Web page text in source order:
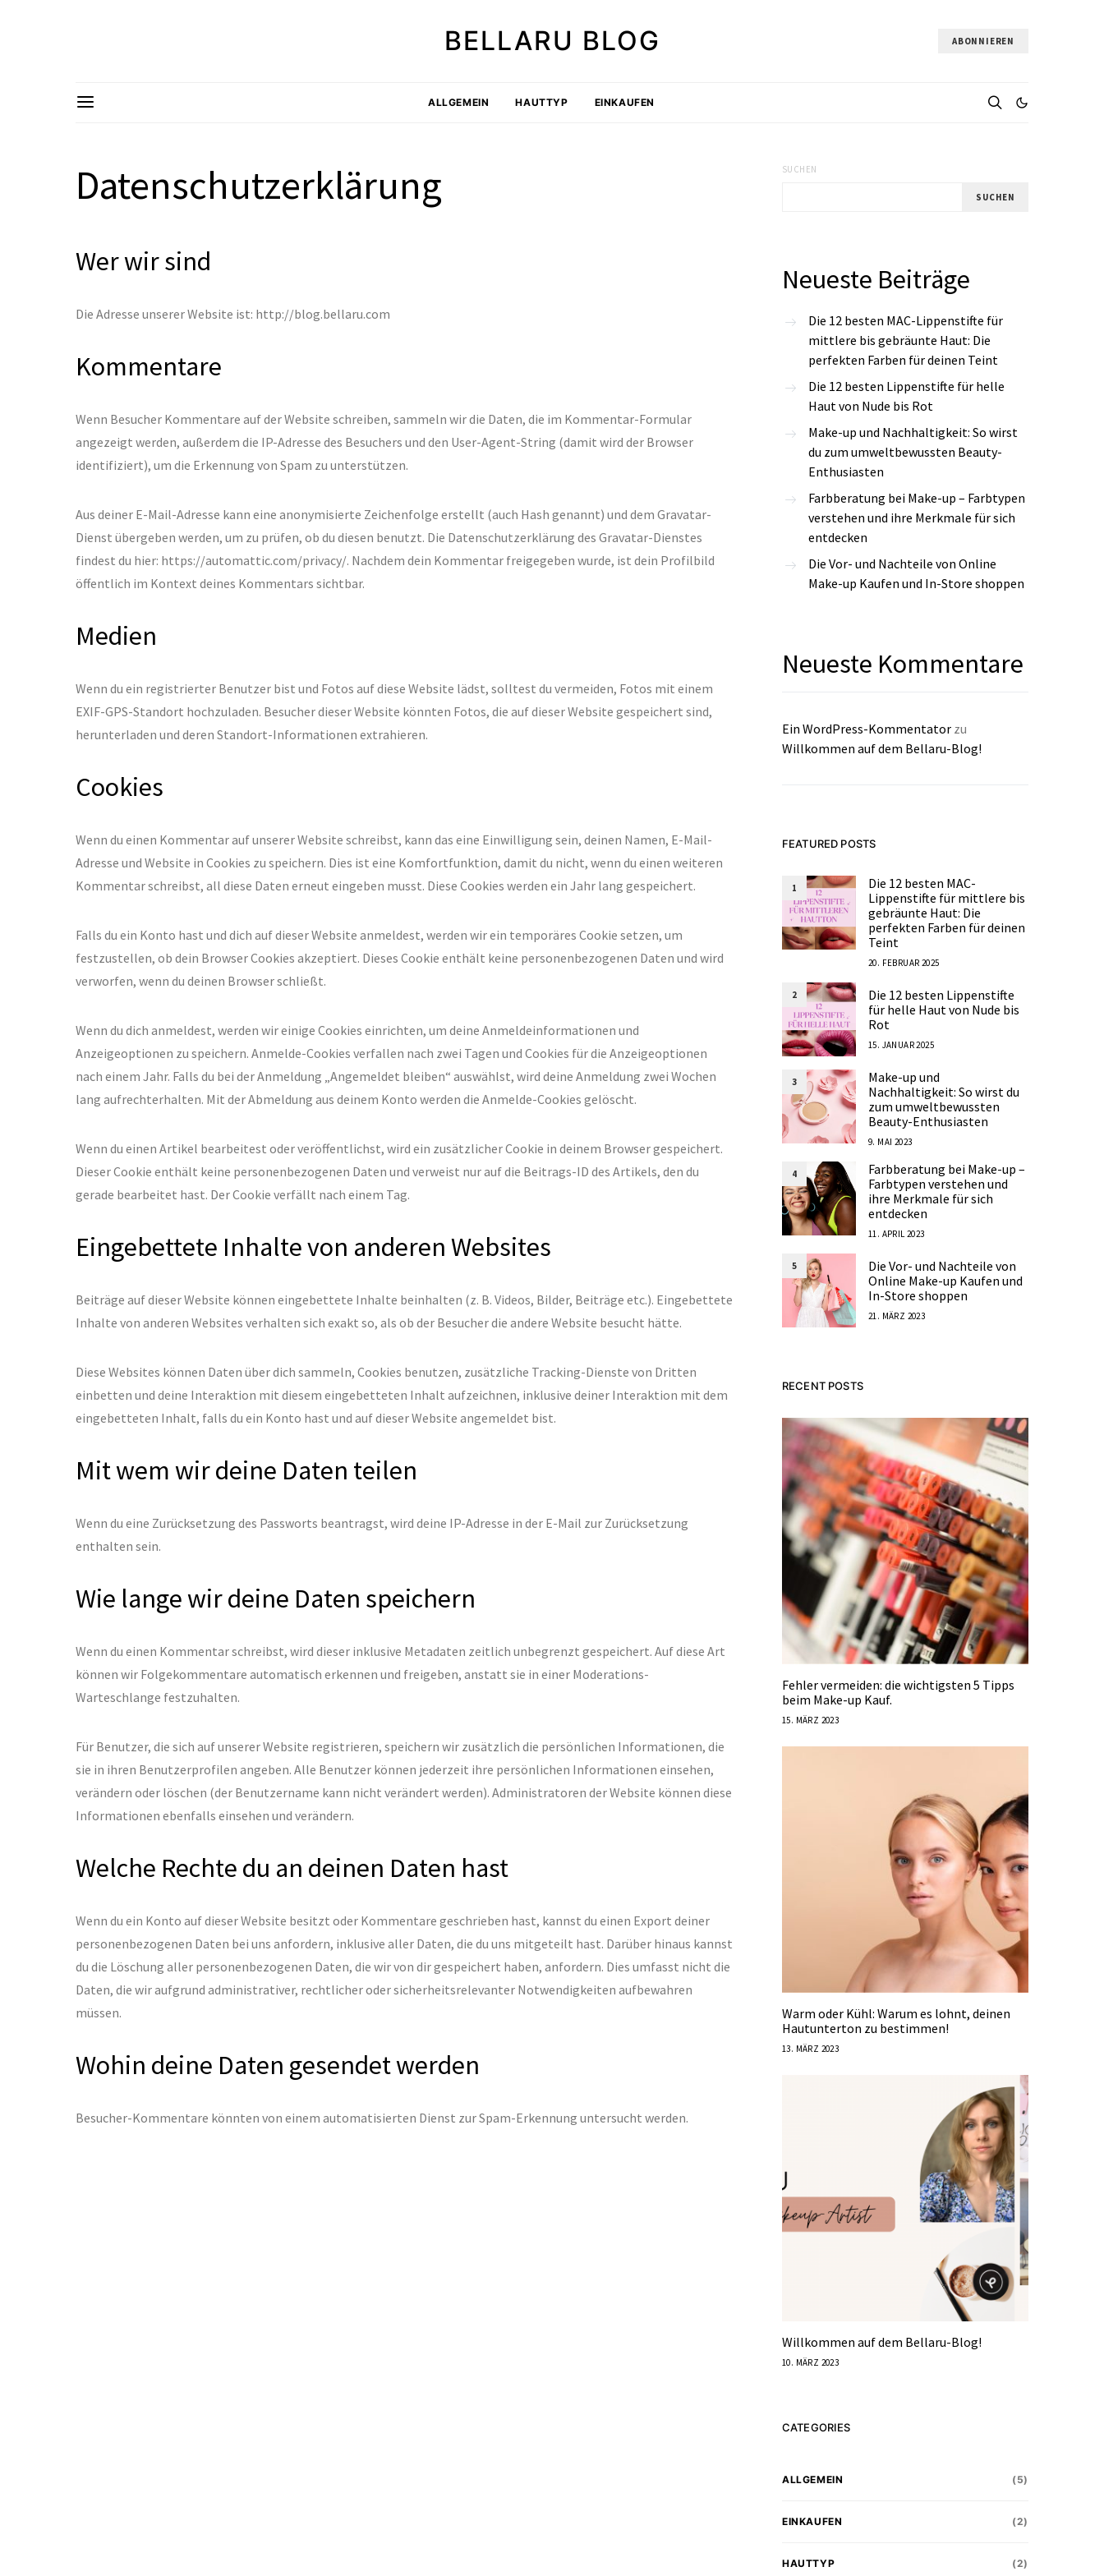
BELLARU BLOG ABONNIEREN
ALLGEMEIN HAUTTYP EINKAUFEN
Datenschutzerklärung
Wer wir sind
Die Adresse unserer Website ist: http://blog.bellaru.com
Kommentare
Wenn Besucher Kommentare auf der Website schreiben, sammeln wir die Daten, die im Kommentar-Formular
angezeigt werden, außerdem die IP-Adresse des Besuchers und den User-Agent-String (damit wird der Browser
identifiziert), um die Erkennung von Spam zu unterstützen.
Aus deiner E-Mail-Adresse kann eine anonymisierte Zeichenfolge erstellt (auch Hash genannt) und dem Gravatar-
Dienst übergeben werden, um zu prüfen, ob du diesen benutzt. Die Datenschutzerklärung des Gravatar-Dienstes
findest du hier: https://automattic.com/privacy/. Nachdem dein Kommentar freigegeben wurde, ist dein Profilbild
öffentlich im Kontext deines Kommentars sichtbar.
Medien
Wenn du ein registrierter Benutzer bist und Fotos auf diese Website lädst, solltest du vermeiden, Fotos mit einem
EXIF-GPS-Standort hochzuladen. Besucher dieser Website könnten Fotos, die auf dieser Website gespeichert sind,
herunterladen und deren Standort-Informationen extrahieren.
Cookies
Wenn du einen Kommentar auf unserer Website schreibst, kann das eine Einwilligung sein, deinen Namen, E-Mail-
Adresse und Website in Cookies zu speichern. Dies ist eine Komfortfunktion, damit du nicht, wenn du einen weiteren
Kommentar schreibst, all diese Daten erneut eingeben musst. Diese Cookies werden ein Jahr lang gespeichert.
Falls du ein Konto hast und dich auf dieser Website anmeldest, werden wir ein temporäres Cookie setzen, um
festzustellen, ob dein Browser Cookies akzeptiert. Dieses Cookie enthält keine personenbezogenen Daten und wird
verworfen, wenn du deinen Browser schließt.
Wenn du dich anmeldest, werden wir einige Cookies einrichten, um deine Anmeldeinformationen und
Anzeigeoptionen zu speichern. Anmelde-Cookies verfallen nach zwei Tagen und Cookies für die Anzeigeoptionen
nach einem Jahr. Falls du bei der Anmeldung „Angemeldet bleiben“ auswählst, wird deine Anmeldung zwei Wochen
lang aufrechterhalten. Mit der Abmeldung aus deinem Konto werden die Anmelde-Cookies gelöscht.
Wenn du einen Artikel bearbeitest oder veröffentlichst, wird ein zusätzlicher Cookie in deinem Browser gespeichert.
Dieser Cookie enthält keine personenbezogenen Daten und verweist nur auf die Beitrags-ID des Artikels, den du
gerade bearbeitet hast. Der Cookie verfällt nach einem Tag.
Eingebettete Inhalte von anderen Websites
Beiträge auf dieser Website können eingebettete Inhalte beinhalten (z. B. Videos, Bilder, Beiträge etc.). Eingebettete
Inhalte von anderen Websites verhalten sich exakt so, als ob der Besucher die andere Website besucht hätte.
Diese Websites können Daten über dich sammeln, Cookies benutzen, zusätzliche Tracking-Dienste von Dritten
einbetten und deine Interaktion mit diesem eingebetteten Inhalt aufzeichnen, inklusive deiner Interaktion mit dem
eingebetteten Inhalt, falls du ein Konto hast und auf dieser Website angemeldet bist.
Mit wem wir deine Daten teilen
Wenn du eine Zurücksetzung des Passworts beantragst, wird deine IP-Adresse in der E-Mail zur Zurücksetzung
enthalten sein.
Wie lange wir deine Daten speichern
Wenn du einen Kommentar schreibst, wird dieser inklusive Metadaten zeitlich unbegrenzt gespeichert. Auf diese Art
können wir Folgekommentare automatisch erkennen und freigeben, anstatt sie in einer Moderations-
Warteschlange festzuhalten.
Für Benutzer, die sich auf unserer Website registrieren, speichern wir zusätzlich die persönlichen Informationen, die
sie in ihren Benutzerprofilen angeben. Alle Benutzer können jederzeit ihre persönlichen Informationen einsehen,
verändern oder löschen (der Benutzername kann nicht verändert werden). Administratoren der Website können diese
Informationen ebenfalls einsehen und verändern.
Welche Rechte du an deinen Daten hast
Wenn du ein Konto auf dieser Website besitzt oder Kommentare geschrieben hast, kannst du einen Export deiner
personenbezogenen Daten bei uns anfordern, inklusive aller Daten, die du uns mitgeteilt hast. Darüber hinaus kannst
du die Löschung aller personenbezogenen Daten, die wir von dir gespeichert haben, anfordern. Dies umfasst nicht die
Daten, die wir aufgrund administrativer, rechtlicher oder sicherheitsrelevanter Notwendigkeiten aufbewahren
müssen.
Wohin deine Daten gesendet werden
Besucher-Kommentare könnten von einem automatisierten Dienst zur Spam-Erkennung untersucht werden.
SUCHEN
SUCHEN
Neueste Beiträge
Die 12 besten MAC-Lippenstifte für
mittlere bis gebräunte Haut: Die
perfekten Farben für deinen Teint
Die 12 besten Lippenstifte für helle
Haut von Nude bis Rot
Make-up und Nachhaltigkeit: So wirst
du zum umweltbewussten Beauty-
Enthusiasten
Farbberatung bei Make-up – Farbtypen
verstehen und ihre Merkmale für sich
entdecken
Die Vor- und Nachteile von Online
Make-up Kaufen und In-Store shoppen
Neueste Kommentare
Ein WordPress-Kommentator zu
Willkommen auf dem Bellaru-Blog!
FEATURED POSTS
1
Die 12 besten MAC-
Lippenstifte für mittlere bis
gebräunte Haut: Die
perfekten Farben für deinen
Teint
20. FEBRUAR 2025
2
Die 12 besten Lippenstifte
für helle Haut von Nude bis
Rot
15. JANUAR 2025
3
Make-up und
Nachhaltigkeit: So wirst du
zum umweltbewussten
Beauty-Enthusiasten
9. MAI 2023
4
Farbberatung bei Make-up –
Farbtypen verstehen und
ihre Merkmale für sich
entdecken
11. APRIL 2023
5
Die Vor- und Nachteile von
Online Make-up Kaufen und
In-Store shoppen
21. MÄRZ 2023
RECENT POSTS
Fehler vermeiden: die wichtigsten 5 Tipps
beim Make-up Kauf.
15. MÄRZ 2023
Warm oder Kühl: Warum es lohnt, deinen
Hautunterton zu bestimmen!
13. MÄRZ 2023
Willkommen auf dem Bellaru-Blog!
10. MÄRZ 2023
CATEGORIES
ALLGEMEIN (5)
EINKAUFEN (2)
HAUTTYP (2)